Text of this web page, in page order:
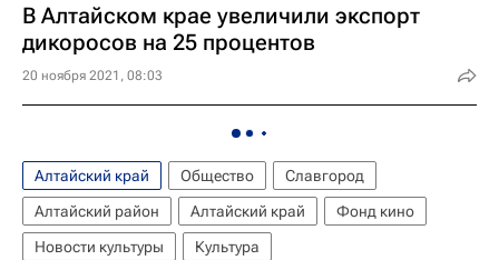
В Алтайском крае увеличили экспорт
дикоросов на 25 процентов
20 ноября 2021, 08:03
Алтайский край Общество
Славгород
Алтайский район
Алтайский край
Фонд кино
Новости культуры
Культура